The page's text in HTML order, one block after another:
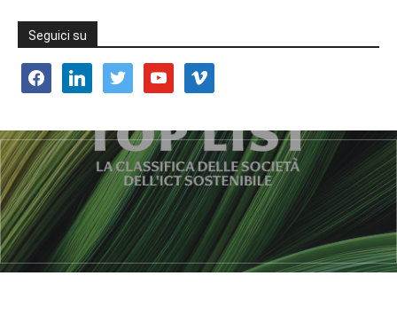
Seguici su
facebooklinkedin twitter youtube vimeo